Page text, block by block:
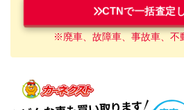
CTNで一括査定
※廃車、故障車、事故車、不